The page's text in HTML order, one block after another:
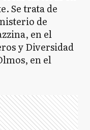
Se trata de
de
en el
y Diversidad
en el